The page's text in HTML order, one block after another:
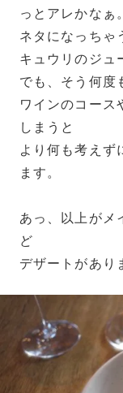
っとアレかなぁ。
ネタになっちゃ
キュウリのジュ
でも、そう何度
ワインのコース
しまうと
より何も考えず
ます。
あっ、以上がメ
ど
デザートがあり